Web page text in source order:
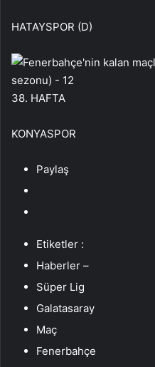
HATAYSPOR (D)
38. HAFTA
KONYASPOR
Paylaş
Etiketler :
Haberler –
Süper Lig
Galatasaray
Maç
Fenerbahçe